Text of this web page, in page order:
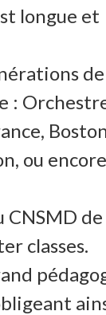
longue et
de
:
ou encore
CNSMD de
classes.